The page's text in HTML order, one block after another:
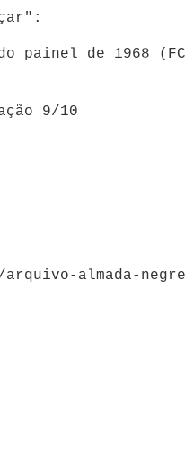
painel de 1968
9/10
almada-